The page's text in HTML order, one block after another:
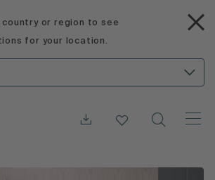
or region to see
for your location.